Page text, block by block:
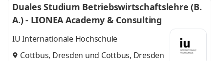
Duales Studium Betriebswirtschaftslehre (B.
A.) - LIONEA Academy & Consulting
IU Internationale Hochschule
Cottbus, Dresden und Cottbus, Dresden